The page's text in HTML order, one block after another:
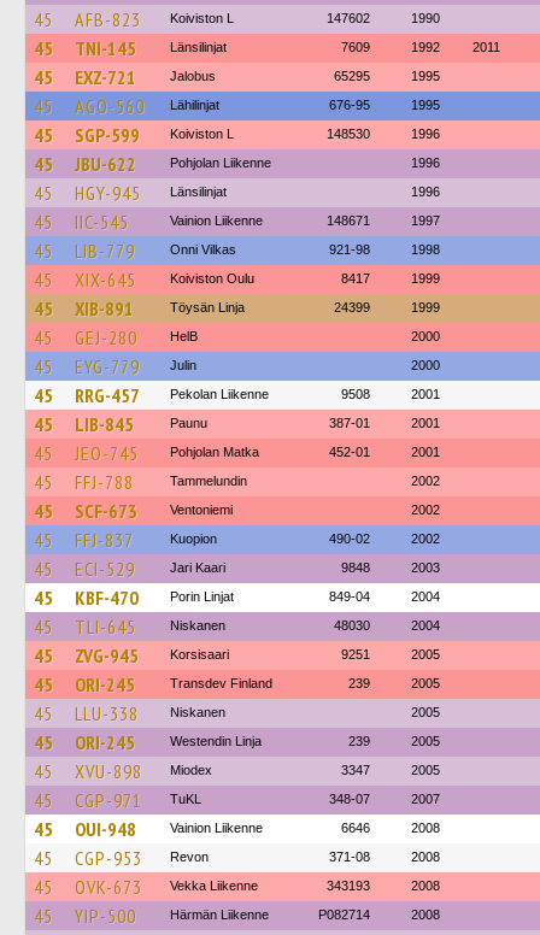
45 AFB-823 Koiviston L 147602 1990
45 TNI-145 Länsilinjat 7609 1992 2011
45 EXZ-721 Jalobus 65295 1995
45 AGO-560 Lähilinjat 676-95 1995
45 SGP-599 Koiviston L 148530 1996
45 JBU-622 Pohjolan Liikenne 1996
45 HGY-945 Länsilinjat 1996
45 IIC-545 Vainion Liikenne 148671 1997
45 LIB-779 Onni Vilkas 921-98 1998
45 XIX-645 Koiviston Oulu 8417 1999
45 XIB-891 Töysän Linja 24399 1999
45 GEJ-280 HelB 2000
45 EYG-779 Julin 2000
45 RRG-457 Pekolan Liikenne 9508 2001
45 LIB-845 Paunu 387-01 2001
45 JEO-745 Pohjolan Matka 452-01 2001
45 FFJ-788 Tammelundin 2002
45 SCF-673 Ventoniemi 2002
45 FFJ-837 Kuopion 490-02 2002
45 ECI-529 Jari Kaari 9848 2003
45 KBF-470 Porin Linjat 849-04 2004
45 TLI-645 Niskanen 48030 2004
45 ZVG-945 Korsisaari 9251 2005
45 ORI-245 Transdev Finland 239 2005
45 LLU-338 Niskanen 2005
45 ORI-245 Westendin Linja 239 2005
45 XVU-898 Miodex 3347 2005
45 CGP-971 TuKL 348-07 2007
45 OUI-948 Vainion Liikenne 6646 2008
45 CGP-953 Revon 371-08 2008
45 OVK-673 Vekka Liikenne 343193 2008
45 YIP-500 Härmän Liikenne P082714 2008